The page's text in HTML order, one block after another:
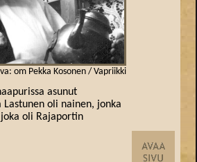
om Pekka Kosonen / Vapriikki
asunut
oli nainen, jonka
oli Rajaportin